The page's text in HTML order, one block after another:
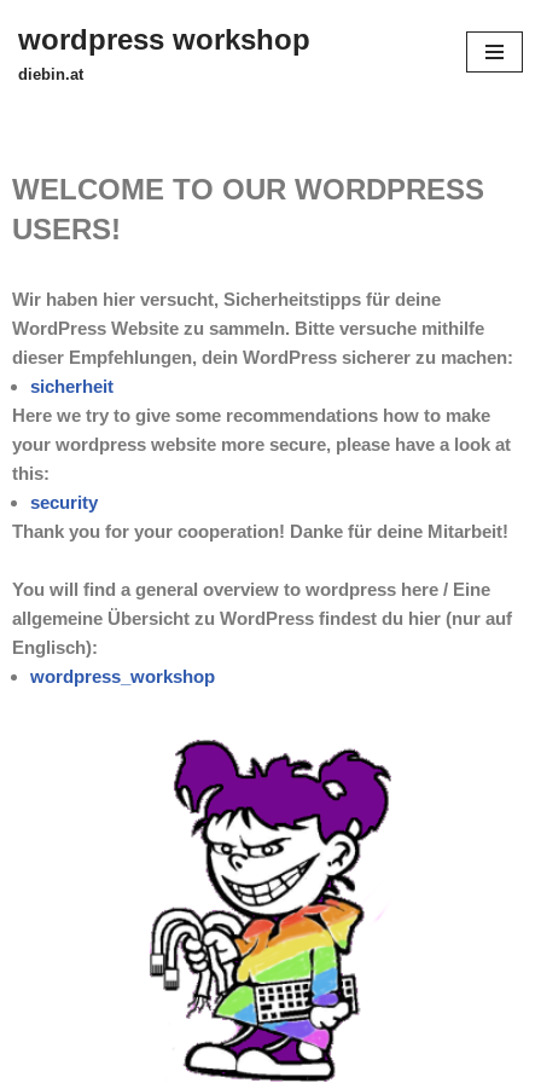
Skip
wordpress workshop
diebin.at
WELCOME TO OUR WORDPRESS
USERS!
Wir haben hier versucht, Sicherheitstipps für deine
WordPress Website zu sammeln. Bitte versuche mithilfe
dieser Empfehlungen, dein WordPress sicherer zu machen:
sicherheit
Here we try to give some recommendations how to make
your wordpress website more secure, please have a look at
this:
security
Thank you for your cooperation! Danke für deine Mitarbeit!
You will find a general overview to wordpress here / Eine
allgemeine Übersicht zu WordPress findest du hier (nur auf
Englisch):
wordpress_workshop